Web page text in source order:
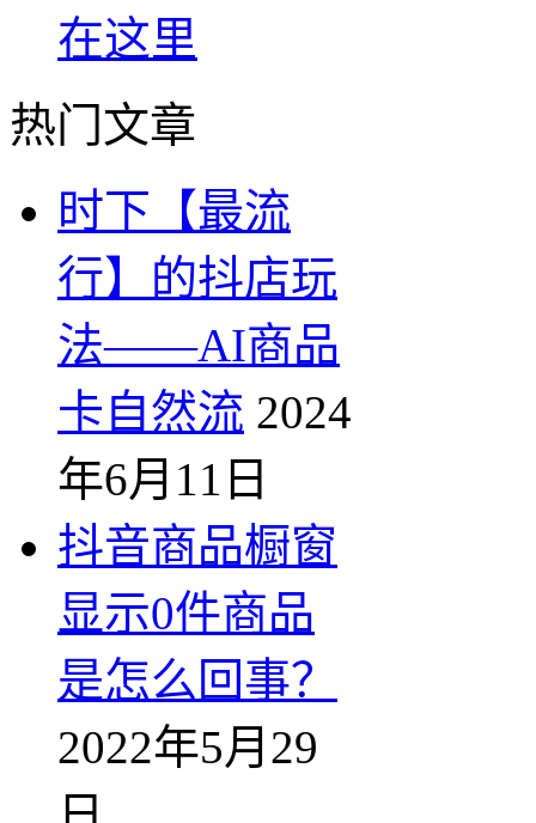
在这里
热门文章
时下【最流
行】的抖店玩
法——AI商品
卡自然流 2024
年6月11日
抖音商品橱窗
显示0件商品
是怎么回事？
2022年5月29